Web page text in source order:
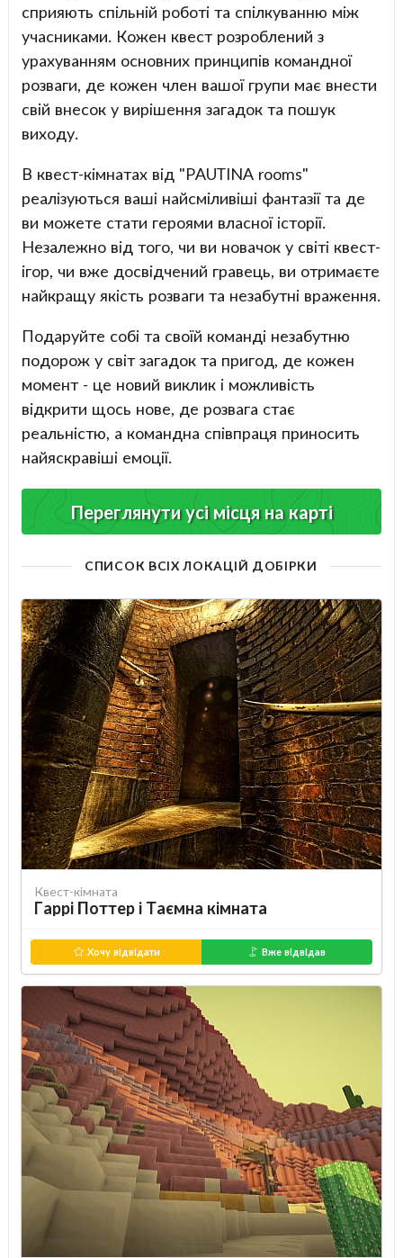
сприяють спільній роботі та спілкуванню між
учасниками. Кожен квест розроблений з
урахуванням основних принципів командної
розваги, де кожен член вашої групи має внести
свій внесок у вирішення загадок та пошук
виходу.
В квест-кімнатах від "PAUTINA rooms"
реалізуються ваші найсміливіші фантазії та де
ви можете стати героями власної історії.
Незалежно від того, чи ви новачок у світі квест-
ігор, чи вже досвідчений гравець, ви отримаєте
найкращу якість розваги та незабутні враження.
Подаруйте собі та своїй команді незабутню
подорож у світ загадок та пригод, де кожен
момент - це новий виклик і можливість
відкрити щось нове, де розвага стає
реальністю, а командна співпраця приносить
найяскравіші емоції.
Переглянути усі місця на карті
СПИСОК ВСІХ ЛОКАЦІЙ ДОБІРКИ
Квест-кімната
Гаррі Поттер і Таємна кімната
Хочу відвідати Вже відвідав